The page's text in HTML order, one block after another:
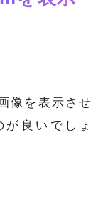
像を表示させ
が良いでしょ